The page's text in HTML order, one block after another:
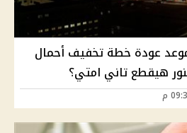
عودة خطة تخفيف أحمال
هيقطع تاني امتي؟